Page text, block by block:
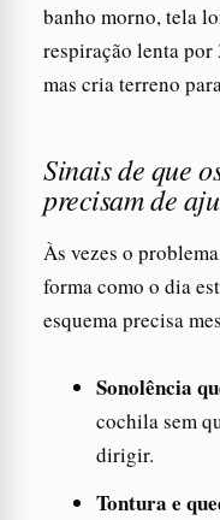
banho morno, tela
respiração lenta
mas cria terreno
Sinais de que
precisam de
Às vezes o
forma como o dia
esquema precisa
Sonolência
cochila sem
dirigir.
Tontura e